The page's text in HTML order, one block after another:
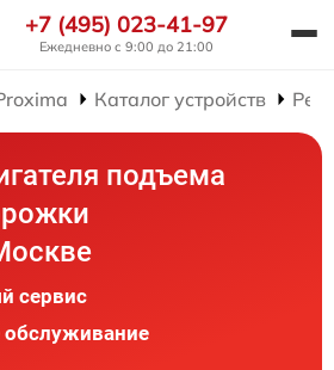
+7 (495) 023-41-97
Ежедневно с 9:00 до 21:00
Каталог устройств
подъема
сервис
обслуживание